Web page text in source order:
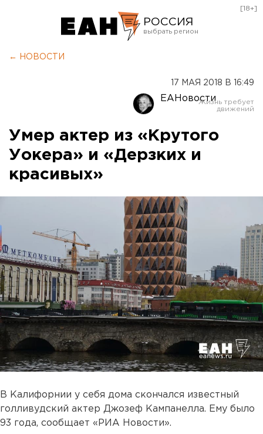
РОССИЯ
Оренбург
[18+]
← НОВОСТИ
17 МАЯ 2018 В 16:49
ЕАНовости
Умер актер из «Крутого
Уокера» и «Дерзких и
красивых»
В Калифорнии у себя дома скончался известный
голливудский актер Джозеф Кампанелла. Ему было
93 года, сообщает «РИА Новости».